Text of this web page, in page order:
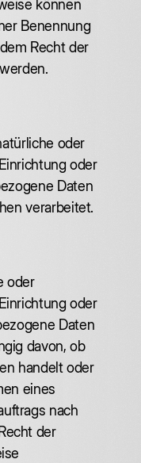
können
Benennung
Recht der
oder
oder
Daten
verarbeitet.
oder
oder
Daten
davon, ob
handelt oder
eines
nach
der